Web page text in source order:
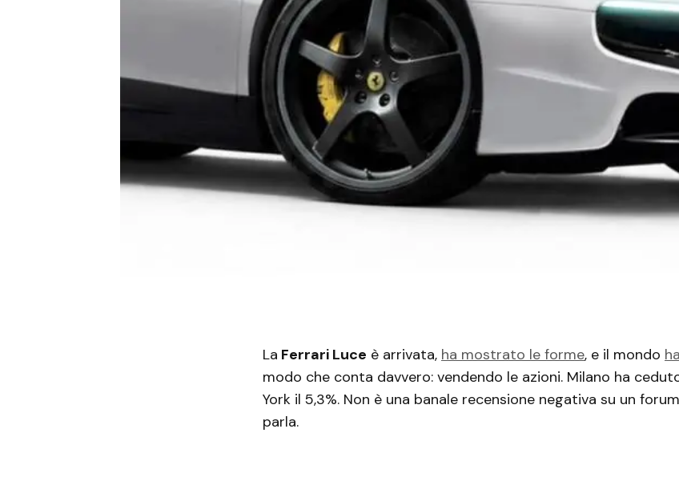
La Ferrari Luce è arrivata, ha mostrato le forme, e il mondo
modo che conta davvero: vendendo le azioni. Milano ha
York il 5,3%. Non è una banale recensione negativa su un
parla.